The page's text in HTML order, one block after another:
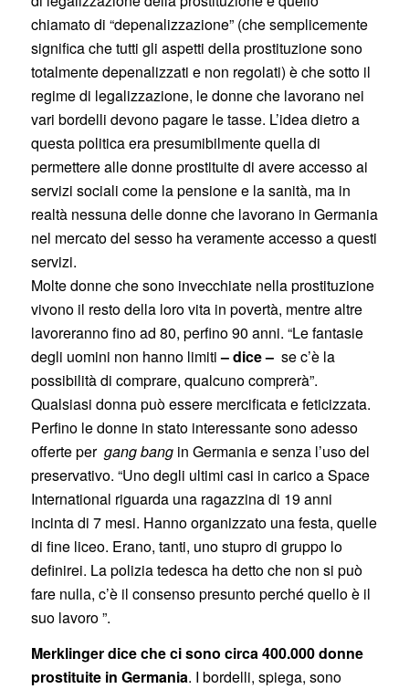
chiamato di “depenalizzazione” (che semplicemente
significa che tutti gli aspetti della prostituzione sono
totalmente depenalizzati e non regolati) è che sotto il
regime di legalizzazione, le donne che lavorano nei
vari bordelli devono pagare le tasse. L’idea dietro a
questa politica era presumibilmente quella di
permettere alle donne prostituite di avere accesso ai
servizi sociali come la pensione e la sanità, ma in
realtà nessuna delle donne che lavorano in Germania
nel mercato del sesso ha veramente accesso a questi
servizi.
Molte donne che sono invecchiate nella prostituzione
vivono il resto della loro vita in povertà, mentre altre
lavoreranno fino ad 80, perfino 90 anni. “Le fantasie
degli uomini non hanno limiti– dice – se c’è la
possibilità di comprare, qualcuno comprerà”.
Qualsiasi donna può essere mercificata e feticizzata.
Perfino le donne in stato interessante sono adesso
offerte per gang bangin Germania e senza l’uso del
preservativo. “Uno degli ultimi casi in carico a Space
International riguarda una ragazzina di 19 anni
incinta di 7 mesi. Hanno organizzato una festa, quelle
di fine liceo. Erano, tanti, uno stupro di gruppo lo
definirei. La polizia tedesca ha detto che non si può
fare nulla, c’è il consenso presunto perché quello è il
suo lavoro ”.
Merklinger dice che ci sono circa 400.000 donne
prostituite in Germania. I bordelli, spiega, sono